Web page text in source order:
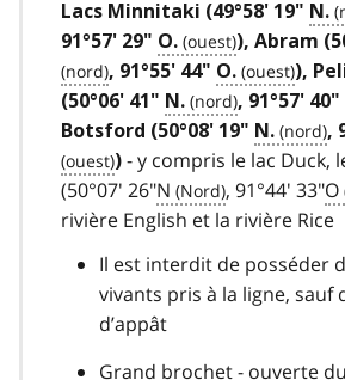
Lacs Minnitaki (49°58' 19" N.
91°57' 29" O. ), Abram
, 91°55' 44" O.
),
(50°06' 41" N. , 91°57' 40"
Botsford (50°08' 19" N. ,
) - y compris le lac Duck,
(50°07' 26"N , 91°44' 33"O
rivière English et la rivière Rice
Il est interdit de posséder
vivants pris à la ligne, sauf
d’appât
Grand brochet - ouverte